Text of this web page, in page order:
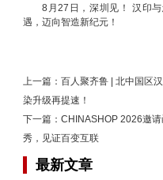
8月27日，深圳见！ 汉印
遇，迈向智造新纪元！
上一篇： 百人聚齐鲁 | 北中国区
染升级再提速！
下一篇： CHINASHOP 2026邀
秀，见证百变互联
最新文章